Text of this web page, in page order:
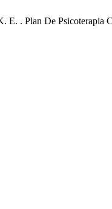
E. . Plan De Psicoterapia